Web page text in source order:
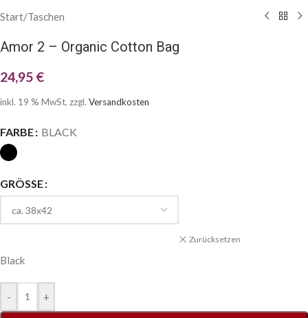
Start/Taschen
Amor 2 – Organic Cotton Bag
24,95 €
inkl. 19 % MwSt. zzgl. Versandkosten
FARBE BLACK
GRÖSSE
Zurücksetzen
Black
- +